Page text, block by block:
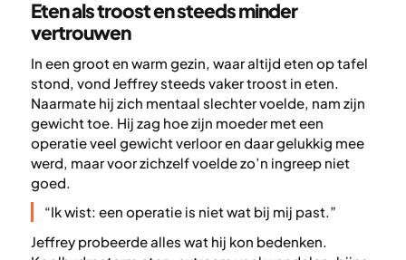
Eten als troost en steeds minder
vertrouwen
In een groot en warm gezin, waar altijd eten op tafel
stond, vond Jeffrey steeds vaker troost in eten.
Naarmate hij zich mentaal slechter voelde, nam zijn
gewicht toe. Hij zag hoe zijn moeder met een
operatie veel gewicht verloor en daar gelukkig mee
werd, maar voor zichzelf voelde zo’n ingreep niet
goed.
“Ik wist: een operatie is niet wat bij mij past.”
Jeffrey probeerde alles wat hij kon bedenken.